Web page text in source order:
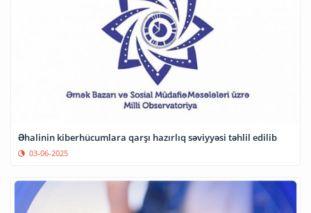
Əhalinin kiberhücumlara qarşı hazırlıq səviyyəsi təhlil edilib
03-06-2025